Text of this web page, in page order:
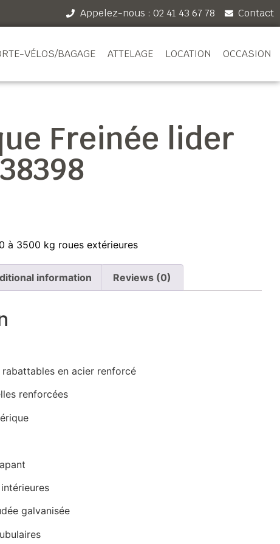
Appelez-nous : 02 41 43 67 78 Contact
VÉLOS/BAGAGE ATTELAGE LOCATION OCCASION
Freinée lider
à 3500 kg roues extérieures
information Reviews (0)
en acier renforcé
renforcées
galvanisée